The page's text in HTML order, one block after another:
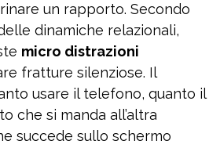
un rapporto. Secondo
dinamiche relazionali,
micro distrazioni
fratture silenziose. Il
usare il telefono, quanto il
che si manda all’altra
succede sullo schermo